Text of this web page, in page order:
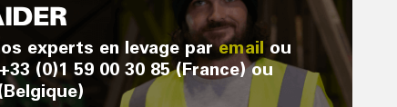
experts en levage paremail ou
+33 (0)1 59 00 30 85 (France)ou